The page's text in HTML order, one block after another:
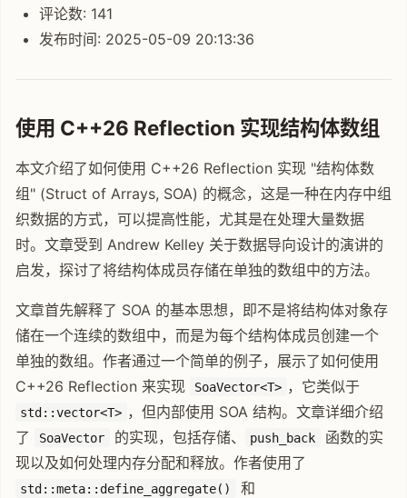
评论数: 141
发布时间: 2025-05-09 20:13:36
使用 C++26 Reflection 实现结构体数组
本文介绍了如何使用 C++26 Reflection 实现 "结构体数
组" (Struct of Arrays, SOA) 的概念，这是一种在内存中组
织数据的方式，可以提高性能，尤其是在处理大量数据
时。文章受到 Andrew Kelley 关于数据导向设计的演讲的
启发，探讨了将结构体成员存储在单独的数组中的方法。
文章首先解释了 SOA 的基本思想，即不是将结构体对象存
储在一个连续的数组中，而是为每个结构体成员创建一个
单独的数组。作者通过一个简单的例子，展示了如何使用
C++26 Reflection 来实现
SoaVector<T> ，它类似于
std::vector<T> ，但内部使用 SOA 结构。文章详细介绍
了
SoaVector 的实现，包括存储、 push_back
函数的实
现以及如何处理内存分配和释放。作者使用了
std::meta::define_aggregate() 和